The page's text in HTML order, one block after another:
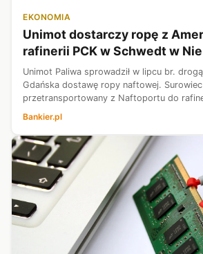
EKONOMIA
Unimot dostarczy ropę z
rafinerii PCK w Schwedt w
Unimot Paliwa sprowadził w lipcu br.
Gdańska dostawę ropy naftowej.
przetransportowany z Naftoportu do
w Niemczech z wykorzystaniem
Unimot w komunikacie prasowym.
Bankier.pl